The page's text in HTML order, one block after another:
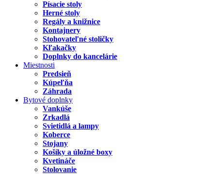
Písacie stoly
Herné stoly
Regály a knižnice
Kontajnery
Stohovateľné stoličky
Kľakačky
Doplnky do kancelárie
Miestnosti
Predsieň
Kúpeľňa
Záhrada
Bytové doplnky
Vankúše
Zrkadlá
Svietidlá a lampy
Koberce
Stojany
Košíky a úložné boxy
Kvetináče
Stolovanie